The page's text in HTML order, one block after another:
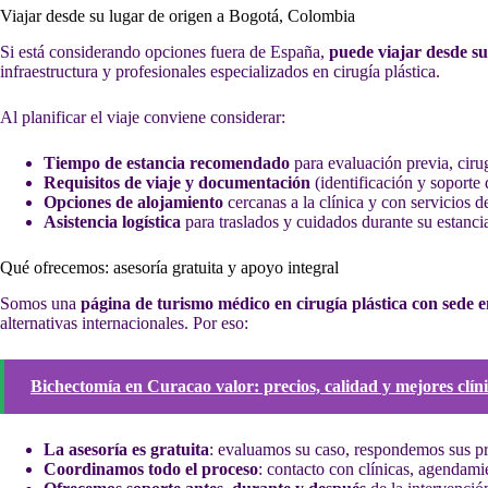
Viajar desde su lugar de origen a Bogotá, Colombia
Si está considerando opciones fuera de España, puede viajar desde
infraestructura y profesionales especializados en cirugía plástica.
Al planificar el viaje conviene considerar:
Tiempo de estancia recomendado para evaluación previa,
Requisitos de viaje y documentación (identificación y soporte
Opciones de alojamiento cercanas a la clínica y con servicios
Asistencia logística para traslados y cuidados durante su
Qué ofrecemos: asesoría gratuita y apoyo integral
Somos una página de turismo médico en cirugía plástica con sede
alternativas internacionales. Por eso:
Bichectomía en Curacao valor: precios, calidad y mejores
La asesoría es gratuita: evaluamos su caso, respondemos sus
Coordinamos todo el proceso: contacto con clínicas,